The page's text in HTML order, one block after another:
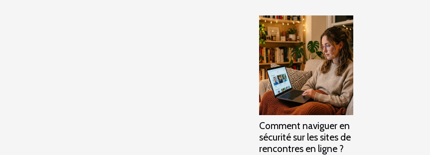
Comment naviguer en
sécurité sur les sites de
rencontres en ligne ?